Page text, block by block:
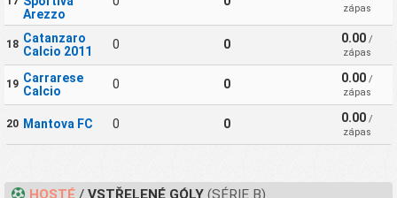
Arezzo
zápas
18 Catanzaro
Calcio 2011
0 0 0.00 /
zápas
19 Carrarese
Calcio
0 0 0.00 /
zápas
20 Mantova FC 0 0 0.00 /
zápas